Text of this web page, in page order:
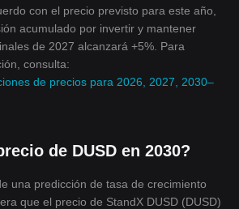
con el precio previsto para este año,
acumulado por invertir y mantener
de 2027 alcanzará +5%. Para
consulta:
de precios para 2026, 2027, 2030–
de DUSD en 2030?
una predicción de tasa de crecimiento
que el precio de StandX DUSD (DUSD)